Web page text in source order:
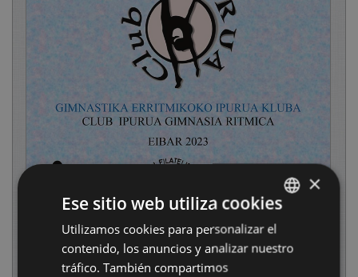
BASQUE
SPANISH
×
Ese sitio web utiliza cookies
Utilizamos cookies para personalizar el
contenido, los anuncios y analizar nuestro
tráfico. También compartimos